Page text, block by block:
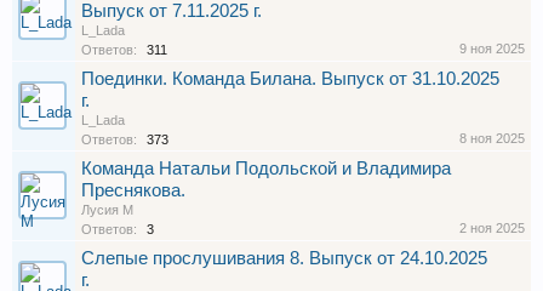
Выпуск от 7.11.2025 г.
L_Lada
Ответов:
311 9 ноя 2025
Поединки. Команда Билана. Выпуск от 31.10.2025
г.
L_Lada
Ответов:
373 8 ноя 2025
Команда Натальи Подольской и Владимира
Преснякова.
Лусия М
Ответов:
3 2 ноя 2025
Слепые прослушивания 8. Выпуск от 24.10.2025
г.